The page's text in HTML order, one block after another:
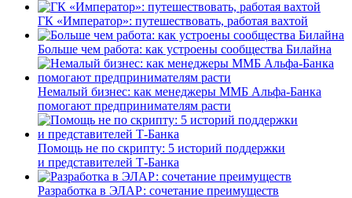
ГК «Император»: путешествовать, работая вахтой
Больше чем работа: как устроены сообщества Билайна
Немалый бизнес: как менеджеры ММБ Альфа-Банка
помогают предпринимателям расти
Помощь не по скрипту: 5 историй поддержки
и представителей Т-Банка
Разработка в ЭЛАР: сочетание преимуществ